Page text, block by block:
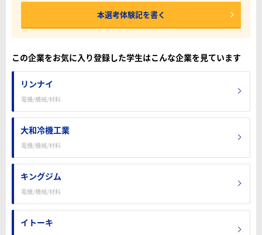
本選考体験記を書く
この企業をお気に入り登録した学生はこんな企業を見ています
リンナイ
電機/機械/材料
大和冷機工業
電機/機械/材料
キングジム
電機/機械/材料
イトーキ